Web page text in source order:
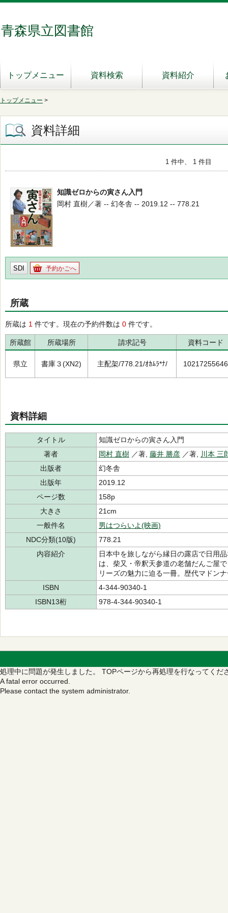
青森県立図書館
トップメニュー 資料検索 資料紹介
トップメニュー >
資料詳細
1 件中、 1 件目
知識ゼロからの寅さん入門
岡村 直樹／著 -- 幻冬舎 -- 2019.12 -- 778.21
SDI 予約かごへ
所蔵
所蔵は 1 件です。現在の予約件数は 0 件です。
所蔵館 所蔵場所 請求記号 資料コード
県立 書庫３(XN2) 主配架/778.21/ｵｶﾑﾗ*ﾅ/ 10217255646
資料詳細
タイトル
知識ゼロからの寅さん入門
著者
岡村 直樹 ／著, 藤井 勝彦 ／著,
川本 三
出版者
幻冬舎
出版年
2019.12
ページ数
158p
大きさ
21cm
一般件名
男はつらいよ(映画)
NDC分類(10版)
778.21
内容紹介
日本中を旅しながら縁日の露店で日用
は、柴又・帝釈天参道の老舗だんご屋
リーズの魅力に迫る一冊。歴代マドン
ISBN
4-344-90340-1
ISBN13桁
978-4-344-90340-1
処理中に問題が発生しました。 TOPページから再処理を行なってくだ
A fatal error occurred.
Please contact the system administrator.